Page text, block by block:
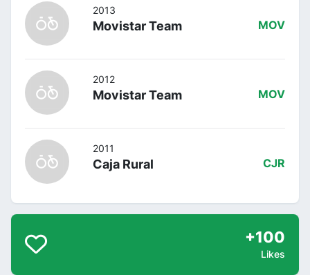
2013
Movistar Team MOV
2012
Movistar Team MOV
2011
Caja Rural CJR
+100
Likes